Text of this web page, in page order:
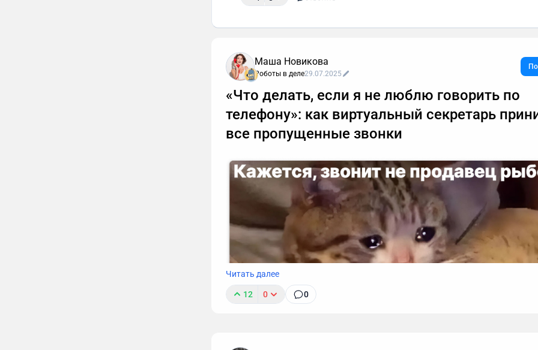
Маша Новикова
Роботы в деле29.07.2025
«Что делать, если я не люблю говорить по
телефону»: как виртуальный секретарь
все пропущенные звонки
Читать далее
12 0 0